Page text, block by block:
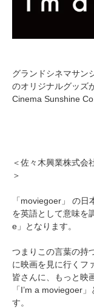
グランドシネマサン
のオリジナルグッズ
Cinema Sunshine
＜佐々木興業株式
＞
「moviegoer」 の日
を英語として意味を
e」となります。
つまりこの言葉の持
に映画を見に行くフ
皆さんに、もっと映
「I’m a moviegoer
す。